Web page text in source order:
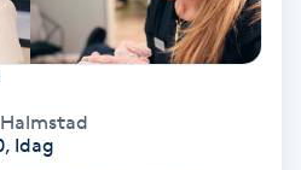
Halmstad
Idag